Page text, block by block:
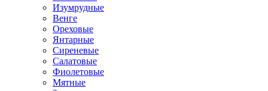
Изумрудные
Венге
Ореховые
Янтарные
Сиреневые
Салатовые
Фиолетовые
Мятные